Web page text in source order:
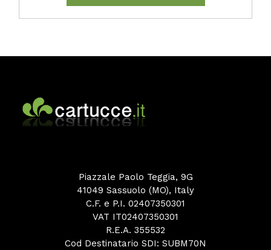
Piazzale Paolo Teggia, 9G
41049 Sassuolo (MO), Italy
C.F. e P.I. 02407350301
VAT IT02407350301
R.E.A. 355532
Cod Destinatario SDI: SUBM70N